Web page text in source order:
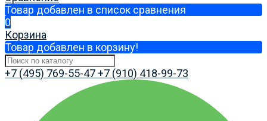
Товар добавлен в список сравнения
0
Корзина
Товар добавлен в корзину!
+7 (495) 769-55-47+7 (910) 418-99-73